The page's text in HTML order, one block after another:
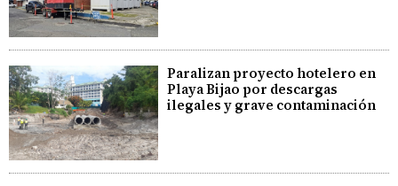
Paralizan proyecto hotelero en
Playa Bijao por descargas
ilegales y grave contaminación